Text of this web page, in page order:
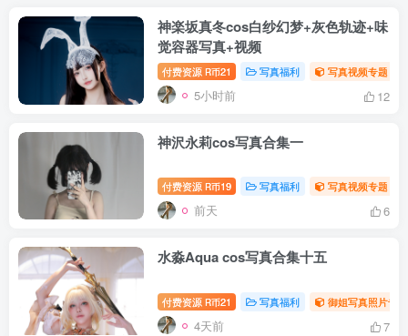
神楽坂真冬cos白纱幻梦+灰色轨迹+味
觉容器写真+视频
付费资源 R币21 写真福利 写真视频专题
5小时前 12
神沢永莉cos写真合集一
付费资源 R币19 写真福利 写真视频专题
前天 6
水淼Aqua cos写真合集十五
付费资源 R币21 写真福利 御姐写真照片专题
4天前 7